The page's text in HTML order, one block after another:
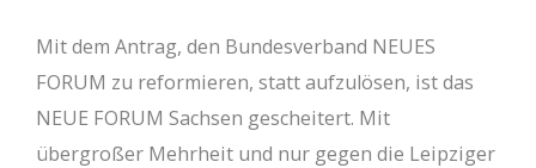
Mit dem Antrag, den Bundesverband NEUES
FORUM zu reformieren, statt aufzulösen, ist das
NEUE FORUM Sachsen gescheitert. Mit
übergroßer Mehrheit und nur gegen die Leipziger